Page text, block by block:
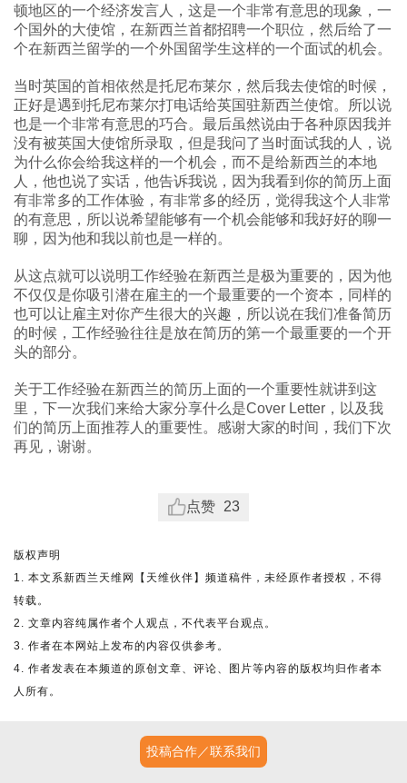
顿地区的一个经济发言人，这是一个非常有意思的现象，一
个国外的大使馆，在新西兰首都招聘一个职位，然后给了一
个在新西兰留学的一个外国留学生这样的一个面试的机会。
当时英国的首相依然是托尼布莱尔，然后我去使馆的时候，
正好是遇到托尼布莱尔打电话给英国驻新西兰使馆。所以说
也是一个非常有意思的巧合。最后虽然说由于各种原因我并
没有被英国大使馆所录取，但是我问了当时面试我的人，说
为什么你会给我这样的一个机会，而不是给新西兰的本地
人，他也说了实话，他告诉我说，因为我看到你的简历上面
有非常多的工作体验，有非常多的经历，觉得我这个人非常
的有意思，所以说希望能够有一个机会能够和我好好的聊一
聊，因为他和我以前也是一样的。
从这点就可以说明工作经验在新西兰是极为重要的，因为他
不仅仅是你吸引潜在雇主的一个最重要的一个资本，同样的
也可以让雇主对你产生很大的兴趣，所以说在我们准备简历
的时候，工作经验往往是放在简历的第一个最重要的一个开
头的部分。
关于工作经验在新西兰的简历上面的一个重要性就讲到这
里，下一次我们来给大家分享什么是Cover Letter，以及我
们的简历上面推荐人的重要性。感谢大家的时间，我们下次
再见，谢谢。
点赞 23
版权声明
1. 本文系新西兰天维网【天维伙伴】频道稿件，未经原作者授权，不得
转载。
2. 文章内容纯属作者个人观点，不代表平台观点。
3. 作者在本网站上发布的内容仅供参考。
4. 作者发表在本频道的原创文章、评论、图片等内容的版权均归作者本
人所有。
投稿合作／联系我们